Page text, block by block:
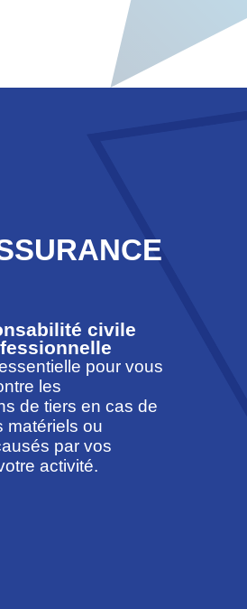
civile
pour vous
les
de tiers en cas de
matériels ou
par vos
activité.